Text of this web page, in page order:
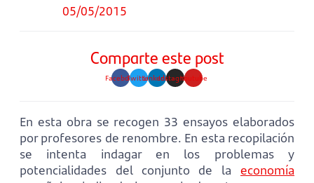
05/05/2015
Comparte este post
FacebookTwitterLinkedinInstagramYoutube
En esta obra se recogen 33 ensayos elaborados
por profesores de renombre. En esta recopilación
se intenta indagar en los problemas y
potencialidades del conjunto de la economía